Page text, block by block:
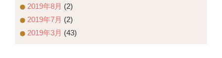
2019年8月 (2)
2019年7月 (2)
2019年3月 (43)